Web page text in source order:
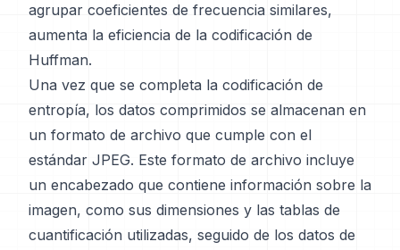
agrupar coeficientes de frecuencia similares,
aumenta la eficiencia de la codificación de
Huffman.
Una vez que se completa la codificación de
entropía, los datos comprimidos se almacenan en
un formato de archivo que cumple con el
estándar JPEG. Este formato de archivo incluye
un encabezado que contiene información sobre la
imagen, como sus dimensiones y las tablas de
cuantificación utilizadas, seguido de los datos de